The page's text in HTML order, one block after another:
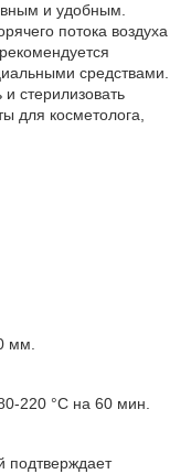
и удобным.
потока воздуха
средствами.
стерилизовать
для косметолога,
мм.
220 °C на 60 мин.
подтверждает